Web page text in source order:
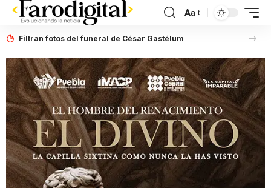
Aa
Filtran fotos del funeral de César Gastélum